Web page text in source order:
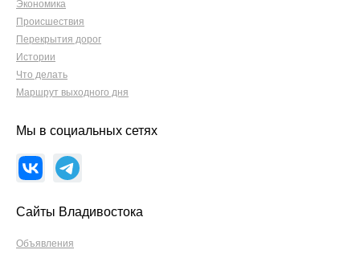
Экономика
Происшествия
Перекрытия дорог
Истории
Что делать
Маршрут выходного дня
Мы в социальных сетях
Сайты Владивостока
Объявления